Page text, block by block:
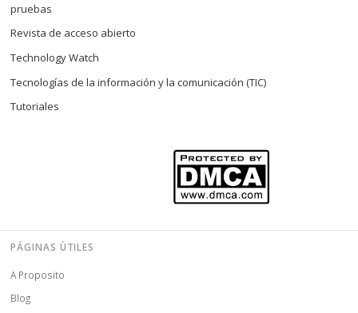
pruebas
Revista de acceso abierto
Technology Watch
Tecnologías de la información y la comunicación (TIC)
Tutoriales
PÁGINAS ÙTILES
A Proposito
Blog